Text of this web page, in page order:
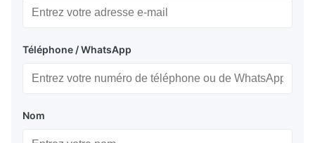
Téléphone / WhatsApp
Nom